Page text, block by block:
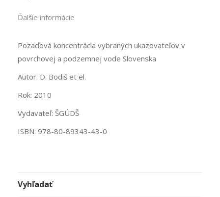
Ďalšie informácie
Pozaďová koncentrácia vybraných ukazovateľov v
povrchovej a podzemnej vode Slovenska
Autor: D. Bodiš et el.
Rok: 2010
Vydavateľ: ŠGÚDŠ
ISBN: 978-80-89343-43-0
Vyhľadať